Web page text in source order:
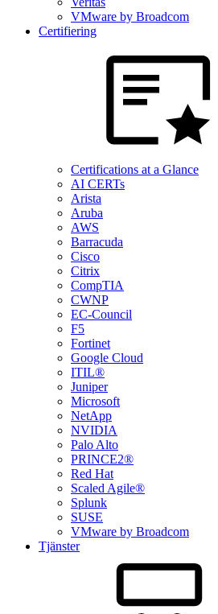
VMware by Broadcom
Certifiering
Certifications at a Glance
AI CERTs
Arista
Aruba
AWS
Barracuda
Cisco
Citrix
CompTIA
CWNP
EC-Council
F5
Fortinet
Google Cloud
ITIL®
Juniper
Microsoft
NetApp
NVIDIA
Palo Alto
PRINCE2®
Red Hat
Scaled Agile®
Splunk
SUSE
VMware by Broadcom
Tjänster